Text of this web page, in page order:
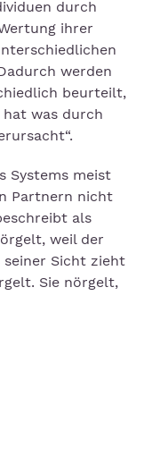
durch
ihrer
werden
beurteilt,
hat was durch
Systems meist
Partnern nicht
als
weil der
seiner Sicht zieht
Sie nörgelt,